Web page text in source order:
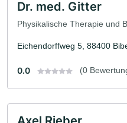
Dr. med. Gitter
Physikalische Therapie und
Eichendorffweg 5, 88400
0.0 (0